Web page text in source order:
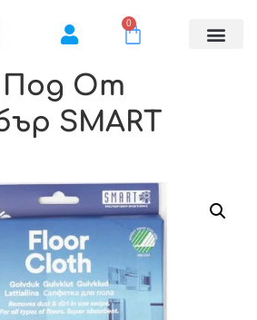
0
Под От
SMART